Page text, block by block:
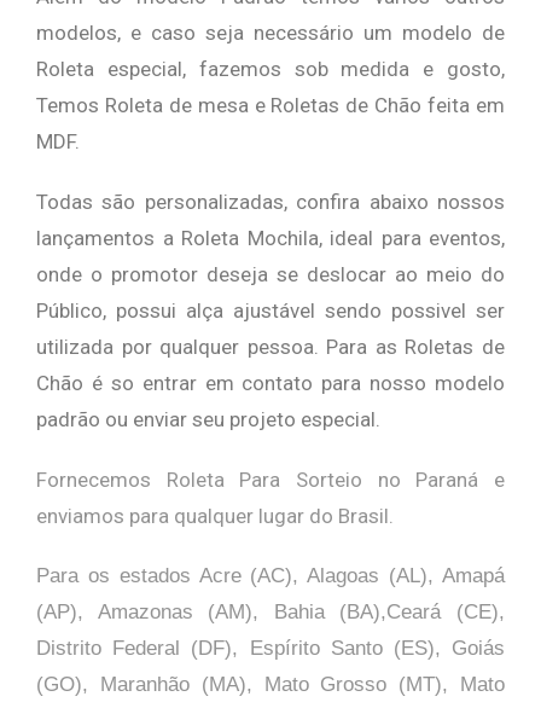
modelos, e caso seja necessário um modelo de
Roleta especial, fazemos sob medida e gosto,
Temos Roleta de mesa e Roletas de Chão feita em
MDF.
Todas são personalizadas, confira abaixo nossos
lançamentos a Roleta Mochila, ideal para eventos,
onde o promotor deseja se deslocar ao meio do
Público, possui alça ajustável sendo possivel ser
utilizada por qualquer pessoa. Para as Roletas de
Chão é so entrar em contato para nosso modelo
padrão ou enviar seu projeto especial.
Fornecemos Roleta Para Sorteio no Paraná e
enviamos para qualquer lugar do Brasil.
Para os estados Acre (AC), Alagoas (AL), Amapá
(AP), Amazonas (AM), Bahia (BA),Ceará (CE),
Distrito Federal (DF), Espírito Santo (ES), Goiás
(GO), Maranhão (MA), Mato Grosso (MT), Mato